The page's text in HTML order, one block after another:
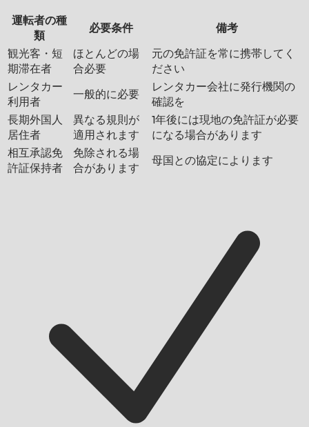
運転者の種
類
必要条件
備考
観光客・短
期滞在者
ほとんどの場
合必要
元の免許証を常に携帯してく
ださい
レンタカー
利用者
一般的に必要
レンタカー会社に発行機関の
確認を
長期外国人
居住者
異なる規則が
適用されます
1年後には現地の免許証が必要
になる場合があります
相互承認免
許証保持者
免除される場
合があります
母国との協定によります